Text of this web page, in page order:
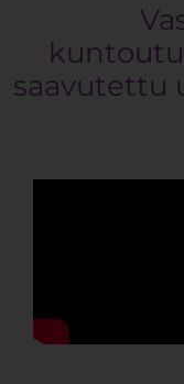
saavutettu